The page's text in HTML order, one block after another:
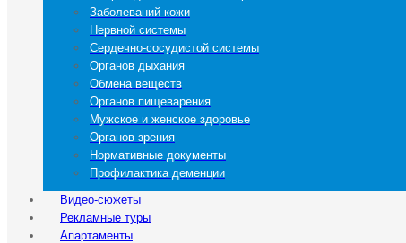
Заболеваний кожи
Нервной системы
Сердечно-сосудистой системы
Органов дыхания
Обмена веществ
Органов пищеварения
Мужское и женское здоровье
Органов зрения
Нормативные документы
Профилактика деменции
Видео-сюжеты
Рекламные туры
Апартаменты